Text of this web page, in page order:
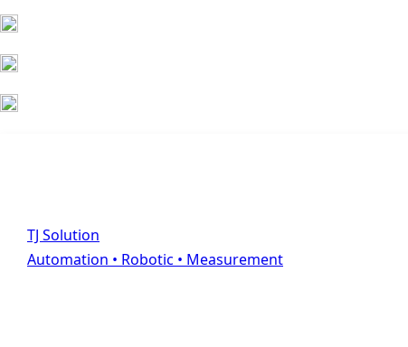
Skip
to
content
Facebook
page
opens
in
YouTube
page
opens
in
TJ Solution
Automation • Robotic • Measurement